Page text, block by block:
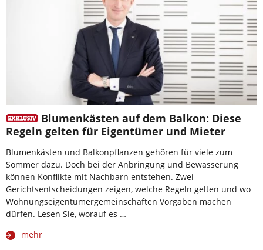
Blumenkästen auf dem Balkon: Diese
Regeln gelten für Eigentümer und Mieter
Blumenkästen und Balkonpflanzen gehören für viele zum
Sommer dazu. Doch bei der Anbringung und Bewässerung
können Konflikte mit Nachbarn entstehen. Zwei
Gerichtsentscheidungen zeigen, welche Regeln gelten und wo
Wohnungseigentümergemeinschaften Vorgaben machen
dürfen. Lesen Sie, worauf es …
mehr